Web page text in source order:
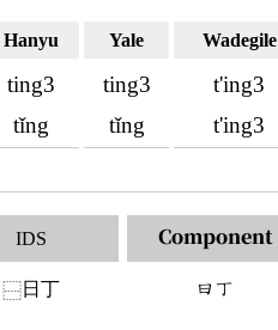
Hanyu Yale Wadegile
ting3
tǐng
ting3
tǐng
t'ing3
t'ing3
IDS
⿱日丁
Component
󶃑󶀟